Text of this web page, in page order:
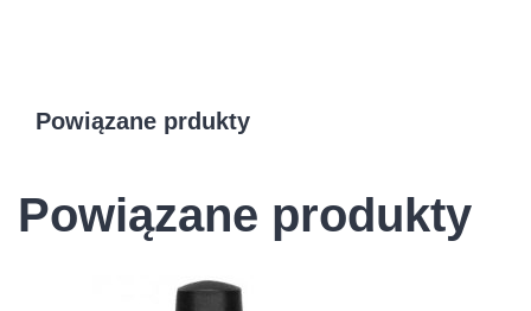
Powiązane prdukty
Powiązane produkty